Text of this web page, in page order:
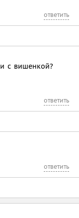
ответить
с вишенкой?
ответить
ответить